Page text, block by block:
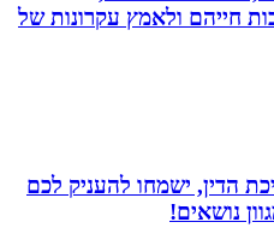
ולאמץ עקרונות של
ישמחו להעניק לכם